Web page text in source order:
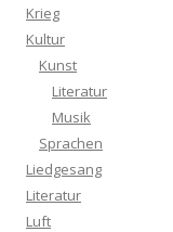
Krieg
Kultur
Kunst
Literatur
Musik
Sprachen
Liedgesang
Literatur
Luft